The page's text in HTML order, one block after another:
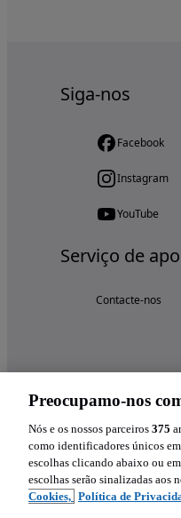
Siga-nos
Facebook
Instagram
YouTube
Serviço de
Contacte-nos
Preocupamo-nos
Nós e os nossos parceiros 375
como identificadores únicos
escolhas clicando abaixo ou
escolhas serão sinalizadas aos
Cookies, Política de